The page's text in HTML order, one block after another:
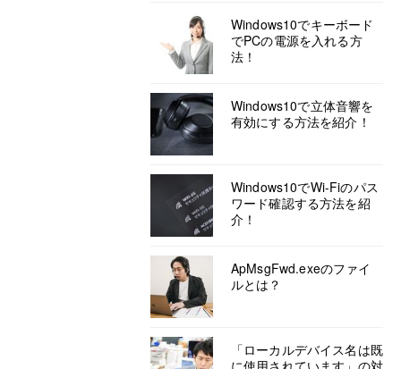
Windows10でキーボード
でPCの電源を入れる方
法！
Windows10で立体音響を
有効にする方法を紹介！
Windows10でWi-Fiのパス
ワード確認する方法を紹
介！
ApMsgFwd.exeのファイ
ルとは？
「ローカルデバイス名は既
に使用されています」の対